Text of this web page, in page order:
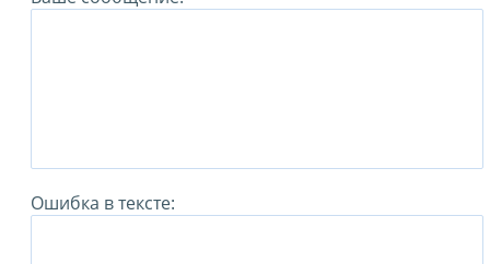
Ошибка в тексте: